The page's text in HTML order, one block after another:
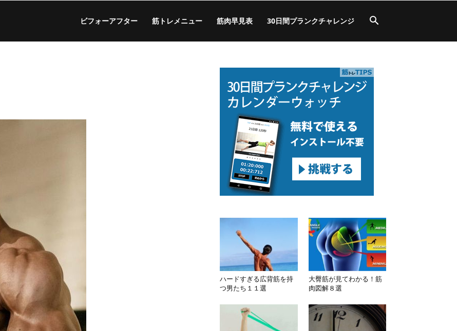
ビフォーアフター 筋トレメニュー 筋肉早見表 30日間プランクチャレンジ
ハードすぎる広背筋を持
つ男たち１１選
大臀筋が見てわかる！筋
肉図解８選